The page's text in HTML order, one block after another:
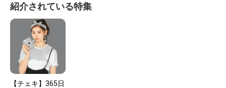
紹介されている特集
【チェキ】365日